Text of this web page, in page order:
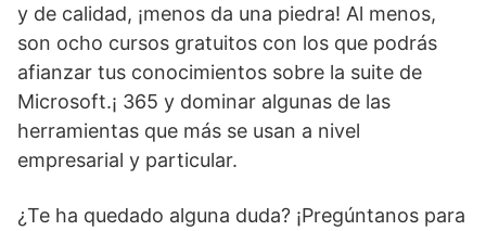
y de calidad, ¡menos da una piedra! Al menos,
son ocho cursos gratuitos con los que podrás
afianzar tus conocimientos sobre la suite de
Microsoft.¡ 365 y dominar algunas de las
herramientas que más se usan a nivel
empresarial y particular.
¿Te ha quedado alguna duda? ¡Pregúntanos para